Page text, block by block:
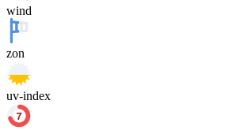
wind
zon
uv-index